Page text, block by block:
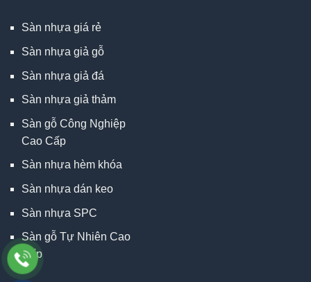
Sàn nhựa giá rẻ
Sàn nhựa giả gỗ
Sàn nhựa giả đá
Sàn nhựa giả thảm
Sàn gỗ Công Nghiệp
Cao Cấp
Sàn nhựa hèm khóa
Sàn nhựa dán keo
Sàn nhựa SPC
Sàn gỗ Tự Nhiên Cao
Cấp